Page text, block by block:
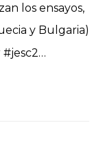
los ensayos,
y Bulgaria)